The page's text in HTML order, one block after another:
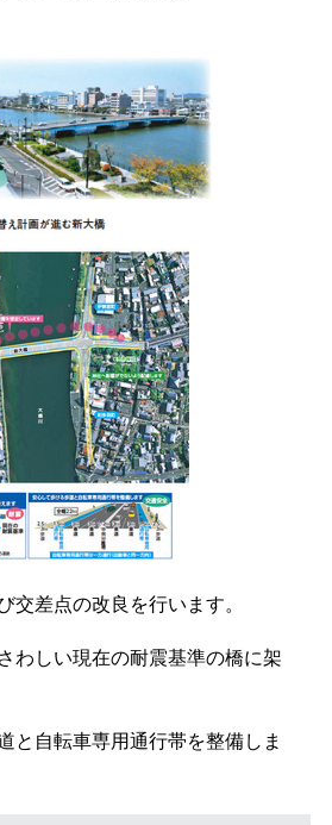
交差点の改良を行います。
わしい現在の耐震基準の橋に架
と自転車専用通行帯を整備しま